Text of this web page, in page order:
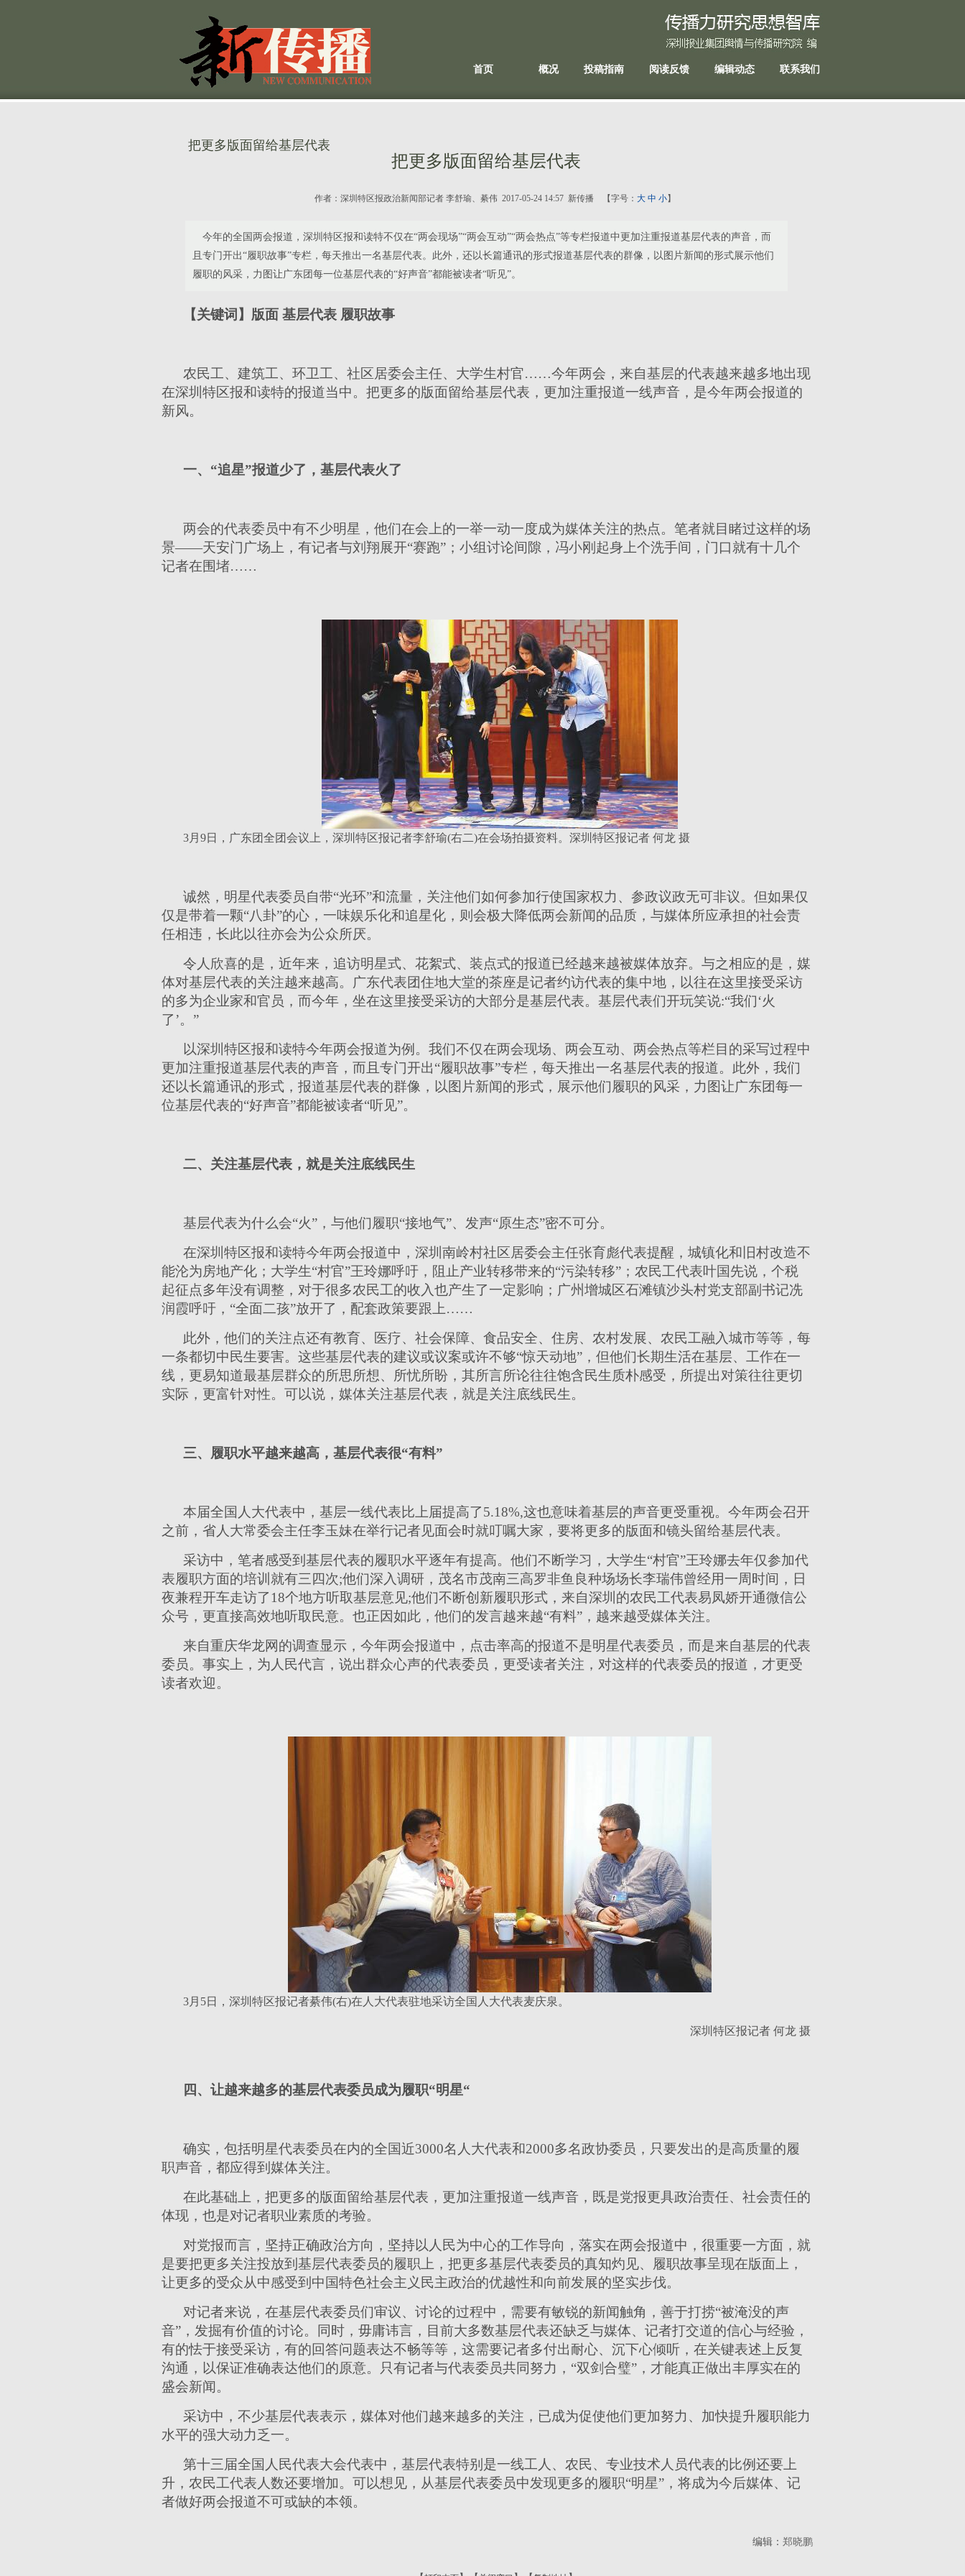
首页 概况 投稿指南 阅读反馈 编辑动态 联系我们
把更多版面留给基层代表
把更多版面留给基层代表
作者： 深圳特区报政治新闻部记者 李舒瑜、綦伟2017-05-24 14:57 新传播 【字号： 大 中 小】
今年的全国两会报道，深圳特区报和读特不仅在“两会现场”“两会互动”“两会热点”等专栏报道中更加注重报道基层代表的声音，而
且专门开出“履职故事”专栏，每天推出一名基层代表。此外，还以长篇通讯的形式报道基层代表的群像，以图片新闻的形式展示他们
履职的风采，力图让广东团每一位基层代表的“好声音”都能被读者“听见”。
【关键词】版面 基层代表 履职故事
农民工、建筑工、环卫工、社区居委会主任、大学生村官……今年两会，来自基层的代表越来越多地出现
在深圳特区报和读特的报道当中。把更多的版面留给基层代表，更加注重报道一线声音，是今年两会报道的
新风。
一、“追星”报道少了，基层代表火了
两会的代表委员中有不少明星，他们在会上的一举一动一度成为媒体关注的热点。笔者就目睹过这样的场
景——天安门广场上，有记者与刘翔展开“赛跑”；小组讨论间隙，冯小刚起身上个洗手间，门口就有十几个
记者在围堵……
3月9日，广东团全团会议上，深圳特区报记者李舒瑜(右二)在会场拍摄资料。深圳特区报记者 何龙 摄
诚然，明星代表委员自带“光环”和流量，关注他们如何参加行使国家权力、参政议政无可非议。但如果仅
仅是带着一颗“八卦”的心，一味娱乐化和追星化，则会极大降低两会新闻的品质，与媒体所应承担的社会责
任相违，长此以往亦会为公众所厌。
令人欣喜的是，近年来，追访明星式、花絮式、装点式的报道已经越来越被媒体放弃。与之相应的是，媒
体对基层代表的关注越来越高。广东代表团住地大堂的茶座是记者约访代表的集中地，以往在这里接受采访
的多为企业家和官员，而今年，坐在这里接受采访的大部分是基层代表。基层代表们开玩笑说:“我们‘火
了’。”
以深圳特区报和读特今年两会报道为例。我们不仅在两会现场、两会互动、两会热点等栏目的采写过程中
更加注重报道基层代表的声音，而且专门开出“履职故事”专栏，每天推出一名基层代表的报道。此外，我们
还以长篇通讯的形式，报道基层代表的群像，以图片新闻的形式，展示他们履职的风采，力图让广东团每一
位基层代表的“好声音”都能被读者“听见”。
二、关注基层代表，就是关注底线民生
基层代表为什么会“火”，与他们履职“接地气”、发声“原生态”密不可分。
在深圳特区报和读特今年两会报道中，深圳南岭村社区居委会主任张育彪代表提醒，城镇化和旧村改造不
能沦为房地产化；大学生“村官”王玲娜呼吁，阻止产业转移带来的“污染转移”；农民工代表叶国先说，个税
起征点多年没有调整，对于很多农民工的收入也产生了一定影响；广州增城区石滩镇沙头村党支部副书记冼
润霞呼吁，“全面二孩”放开了，配套政策要跟上……
此外，他们的关注点还有教育、医疗、社会保障、食品安全、住房、农村发展、农民工融入城市等等，每
一条都切中民生要害。这些基层代表的建议或议案或许不够“惊天动地”，但他们长期生活在基层、工作在一
线，更易知道最基层群众的所思所想、所忧所盼，其所言所论往往饱含民生质朴感受，所提出对策往往更切
实际，更富针对性。可以说，媒体关注基层代表，就是关注底线民生。
三、履职水平越来越高，基层代表很“有料”
本届全国人大代表中，基层一线代表比上届提高了5.18%,这也意味着基层的声音更受重视。今年两会召开
之前，省人大常委会主任李玉妹在举行记者见面会时就叮嘱大家，要将更多的版面和镜头留给基层代表。
采访中，笔者感受到基层代表的履职水平逐年有提高。他们不断学习，大学生“村官”王玲娜去年仅参加代
表履职方面的培训就有三四次;他们深入调研，茂名市茂南三高罗非鱼良种场场长李瑞伟曾经用一周时间，日
夜兼程开车走访了18个地方听取基层意见;他们不断创新履职形式，来自深圳的农民工代表易凤娇开通微信公
众号，更直接高效地听取民意。也正因如此，他们的发言越来越“有料”，越来越受媒体关注。
来自重庆华龙网的调查显示，今年两会报道中，点击率高的报道不是明星代表委员，而是来自基层的代表
委员。事实上，为人民代言，说出群众心声的代表委员，更受读者关注，对这样的代表委员的报道，才更受
读者欢迎。
3月5日，深圳特区报记者綦伟(右)在人大代表驻地采访全国人大代表麦庆泉。
深圳特区报记者 何龙 摄
四、让越来越多的基层代表委员成为履职“明星“
确实，包括明星代表委员在内的全国近3000名人大代表和2000多名政协委员，只要发出的是高质量的履
职声音，都应得到媒体关注。
在此基础上，把更多的版面留给基层代表，更加注重报道一线声音，既是党报更具政治责任、社会责任的
体现，也是对记者职业素质的考验。
对党报而言，坚持正确政治方向，坚持以人民为中心的工作导向，落实在两会报道中，很重要一方面，就
是要把更多关注投放到基层代表委员的履职上，把更多基层代表委员的真知灼见、履职故事呈现在版面上，
让更多的受众从中感受到中国特色社会主义民主政治的优越性和向前发展的坚实步伐。
对记者来说，在基层代表委员们审议、讨论的过程中，需要有敏锐的新闻触角，善于打捞“被淹没的声
音”，发掘有价值的讨论。同时，毋庸讳言，目前大多数基层代表还缺乏与媒体、记者打交道的信心与经验，
有的怯于接受采访，有的回答问题表达不畅等等，这需要记者多付出耐心、沉下心倾听，在关键表述上反复
沟通，以保证准确表达他们的原意。只有记者与代表委员共同努力，“双剑合璧”，才能真正做出丰厚实在的
盛会新闻。
采访中，不少基层代表表示，媒体对他们越来越多的关注，已成为促使他们更加努力、加快提升履职能力
水平的强大动力乏一。
第十三届全国人民代表大会代表中，基层代表特别是一线工人、农民、专业技术人员代表的比例还要上
升，农民工代表人数还要增加。可以想见，从基层代表委员中发现更多的履职“明星”，将成为今后媒体、记
者做好两会报道不可或缺的本领。
编辑： 郑晓鹏